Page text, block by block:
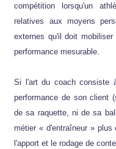
compétition lorsqu'un
relatives aux moyens
externes qu'il doit
performance mesurable.
Si l'art du coach consiste
performance de son client
de sa raquette, ni de sa
métier « d'entraîneur » plus
l'apport et le rodage de